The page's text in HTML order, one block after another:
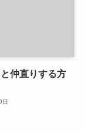
仲直りする方
日